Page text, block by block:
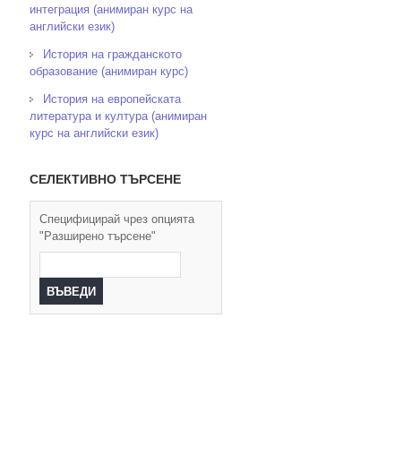
интеграция (анимиран курс на
английски език)
История на гражданското
образование (анимиран курс)
История на европейската
литература и култура (анимиран
курс на английски език)
СЕЛЕКТИВНО ТЪРСЕНЕ
Специфицирай чрез опцията
"Разширено търсене"